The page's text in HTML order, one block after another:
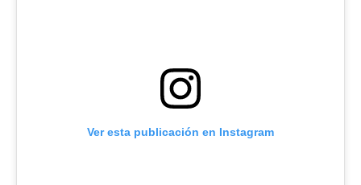
Ver esta publicación en Instagram